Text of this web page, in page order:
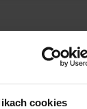
cookies